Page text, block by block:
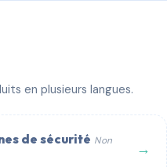
en plusieurs langues.
de sécurité Non
→